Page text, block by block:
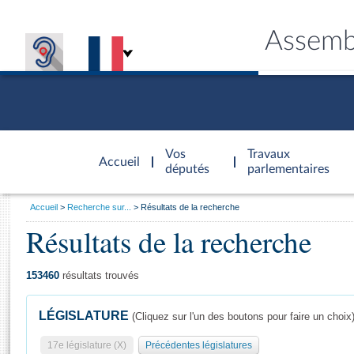
Accueil
d'accueil
Vos
députés
Travaux
parlementaires
Général
Vous
Accueil Recherche sur... Résultats de la recherche
Résultats de la recherche
153460 résultats trouvés
LÉGISLATURE (Cliquez sur l'un des boutons pour faire un choix)
17e législature (X) Précédentes législatures